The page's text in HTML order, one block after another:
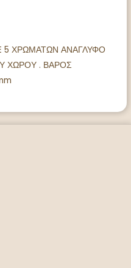
5 ΧΡΩΜΑΤΩΝ ΑΝΑΓΛΥΦΟ
ΧΩΡΟΥ . ΒΑΡΟΣ